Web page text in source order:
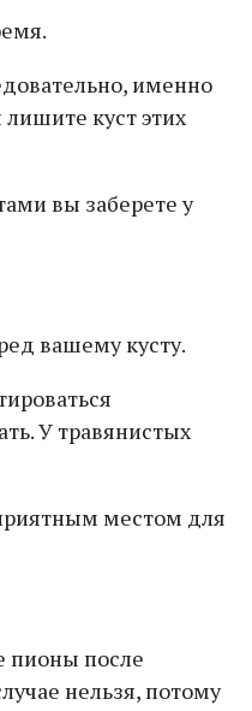
именно
куст этих
вы заберете у
вашему кусту.
У травянистых
местом для
пионы после
нельзя, потому